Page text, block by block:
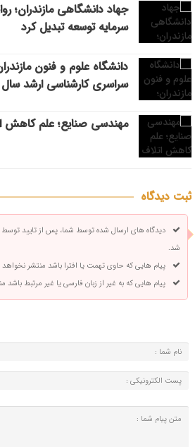
جهاد دانشگاهی مازندران؛
سرمایه توسعه تبدیل کرد
دانشگاه علوم و فنون
سراسری کارشناسی‌ ارشد سال
مهندسی صنایع؛ علم کاهش
ثبت دیدگاه
دیدگاه های ارسال شده توسط شما، پس از تایید
شد.
پیام هایی که حاوی تهمت یا افترا باشد منتشر
پیام هایی که به غیر از زبان فارسی یا غیر مرتبط